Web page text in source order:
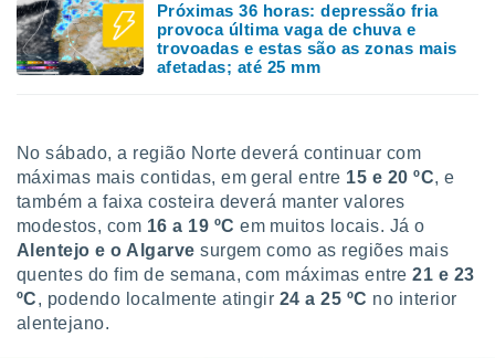
Próximas 36 horas: depressão fria
provoca última vaga de chuva e
trovoadas e estas são as zonas mais
afetadas; até 25 mm
No sábado, a região Norte deverá continuar com
máximas mais contidas, em geral entre 15 e 20 ºC, e
também a faixa costeira deverá manter valores
modestos, com 16 a 19 ºC em muitos locais. Já o
Alentejo e o Algarve surgem como as regiões mais
quentes do fim de semana, com máximas entre21 e 23
ºC, podendo localmente atingir 24 a 25 ºC no interior
alentejano.